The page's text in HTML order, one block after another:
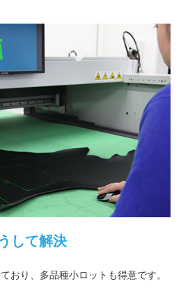
して解決
おり、多品種小ロットも得意です。